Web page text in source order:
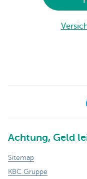
Achtung, Geld
Sitemap
KBC Gruppe